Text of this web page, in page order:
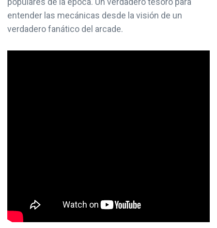
entender las mecánicas desde la visión de un
verdadero fanático del arcade.